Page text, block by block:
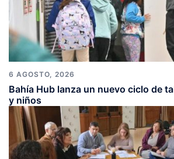
6 AGOSTO, 2026
Bahía Hub lanza un nuevo ciclo de
y niños